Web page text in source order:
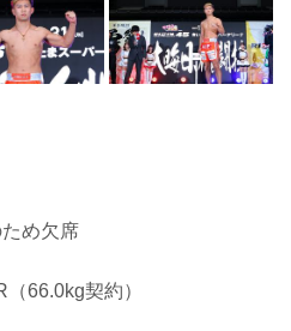
め欠席
66.0kg契約）